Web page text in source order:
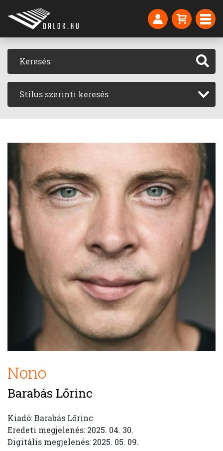
Stílus szerinti keresés
Nono
Barabás Lőrinc
Kiadó: Barabás Lőrinc
Eredeti megjelenés: 2025. 04. 30.
Digitális megjelenés: 2025. 05. 09.